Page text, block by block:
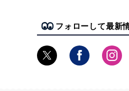
フォローして最新